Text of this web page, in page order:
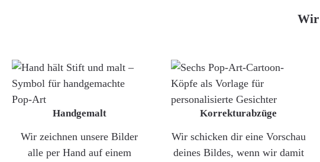
Wir
Handgemalt
Wir zeichnen unsere Bilder
alle per Hand auf einem
Korrekturabzüge
Wir schicken dir eine Vorschau
deines Bildes, wenn wir damit